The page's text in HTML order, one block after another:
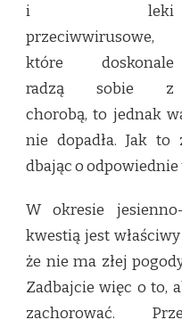
i leki
przeciwwirusowe,
które doskonale
radzą sobie z
chorobą, to jednak
nie dopadła. Jak to
dbając o odpowiednie
W okresie
kwestią jest
że nie ma złej
Zadbajcie więc o to,
zachorować.